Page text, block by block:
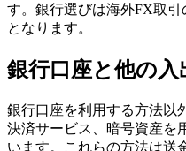
す。銀行選びは海外FX取
となります。
銀行口座と他の
銀行口座を利用する方法以
決済サービス、暗号資産を
います。これらの方法は送